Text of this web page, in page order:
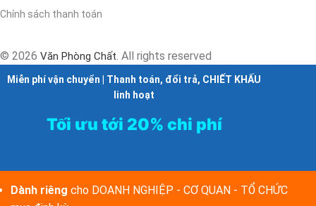
Chính sách thanh toán
© 2026 Văn Phòng Chất. All rights reserved
Miễn phí vận chuyển | Thanh toán, đổi trả, CHIẾT KHẤU
linh hoạt
Tối ưu tới 20% chi phí
Dành riêng cho DOANH NGHIỆP - CƠ QUAN - TỔ CHỨC